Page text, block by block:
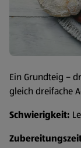
Ein Grundteig –
gleich dreifache
Schwierigkeit: